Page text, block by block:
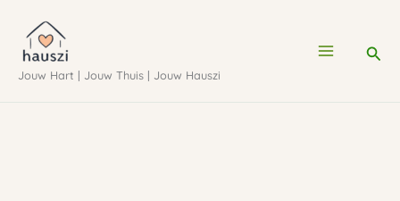
naar
deJouw Hart | Jouw Thuis | Jouw Hauszi